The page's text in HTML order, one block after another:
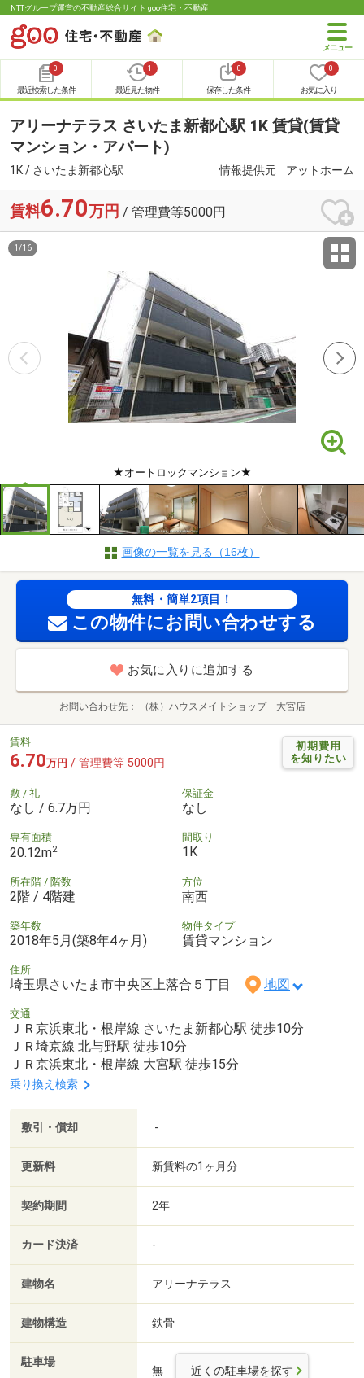
NTTグループ運営の不動産総合サイト goo住宅・不動産
0
最近検索した条件
1
最近見た物件
0
保存した条件
0
お気に入り
アリーナテラス さいたま新都心駅 1K 賃貸(賃貸
マンション・アパート)
1K / さいたま新都心駅 情報提供元 アットホーム
賃料6.70万円 / 管理費等5000円
★オートロックマンション★
1 /16
画像の一覧を見る（16枚）
無料・簡単2項目！
この物件にお問い合わせする
お気に入りに追加する
お問い合わせ先 （株）ハウスメイトショップ 大宮店
初期費用
を知りたい
賃料
6.70万円 / 管理費等 5000円
敷 / 礼
なし / 6.7万円
保証金
なし
専有面積
20.12m2
間取り
1K
所在階 / 階数
2階 / 4階建
方位
南西
築年数
2018年5月(築8年4ヶ月)
物件タイプ
賃貸マンション
住所
埼玉県さいたま市中央区上落合５丁目 地図
交通
ＪＲ京浜東北・根岸線 さいたま新都心駅 徒歩10分
ＪＲ埼京線 北与野駅 徒歩10分
ＪＲ京浜東北・根岸線 大宮駅 徒歩15分
乗り換え検索
敷引・償却 -
更新料 新賃料の1ヶ月分
契約期間 2年
カード決済 -
建物名 アリーナテラス
建物構造 鉄骨
駐車場
無 近くの駐車場を探す